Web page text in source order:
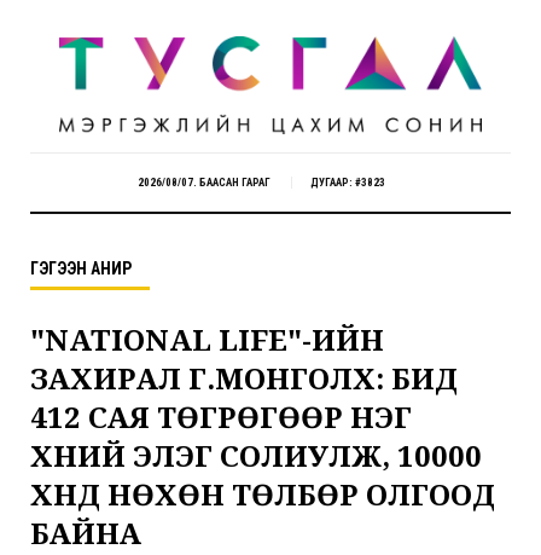
2026/08/07. БААСАН ГАРАГ ДУГААР: #3823
ГЭГЭЭН АНИР
"NATIONAL LIFE"-ИЙН
ЗАХИРАЛ Г.МОНГОЛХҮҮ: БИД
412 САЯ ТӨГРӨГӨӨР НЭГ
ХҮНИЙ ЭЛЭГ СОЛИУЛЖ, 10000
ХҮНД НӨХӨН ТӨЛБӨР ОЛГООД
БАЙНА